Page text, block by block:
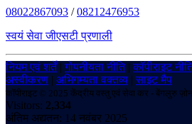
08022867093 /08212476953
स्वयं सेवा जीएसटी प्रणाली
नियम एवं शर्तें|गोपनीयता नीति|कॉपीराइट
अस्वीकरण | अभिगम्यता वक्तव्य |साइट मैप
कॉपीराइट © 2025 केंद्रीय वस्तु एवं सेवा कर - बेंगलुरु ज़ोन
Visitors: 2,334
अंतिम अद्यतन: 14 नवंबर 2025